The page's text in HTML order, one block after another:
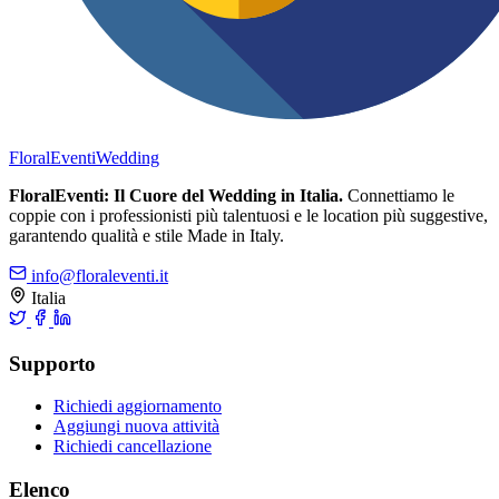
FloralEventiWedding
FloralEventi: Il Cuore del Wedding in Italia. Connettiamo le
coppie con i professionisti più talentuosi e le location più suggestive,
garantendo qualità e stile Made in Italy.
info@floraleventi.it
Italia
Supporto
Richiedi aggiornamento
Aggiungi nuova attività
Richiedi cancellazione
Elenco